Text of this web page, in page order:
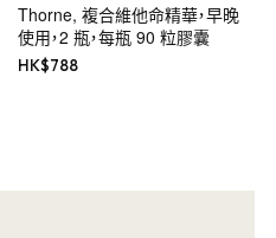
Thorne, 複合維他命精華，早晚
使用，2 瓶，每瓶 90 粒膠囊
HK$788